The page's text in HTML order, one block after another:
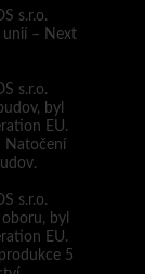
s.r.o.
unií – Next
s.r.o.
byl
EU.
Natočení
s.r.o.
byl
EU.
5